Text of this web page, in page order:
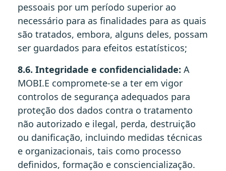
pessoais por um período superior ao
necessário para as finalidades para as quais
são tratados, embora, alguns deles, possam
ser guardados para efeitos estatísticos;
8.6. Integridade e confidencialidade: A
MOBI.E compromete-se a ter em vigor
controlos de segurança adequados para
proteção dos dados contra o tratamento
não autorizado e ilegal, perda, destruição
ou danificação, incluindo medidas técnicas
e organizacionais, tais como processo
definidos, formação e consciencialização.